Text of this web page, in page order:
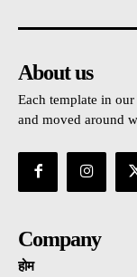
About us
Each template in
and moved around
Company
होम